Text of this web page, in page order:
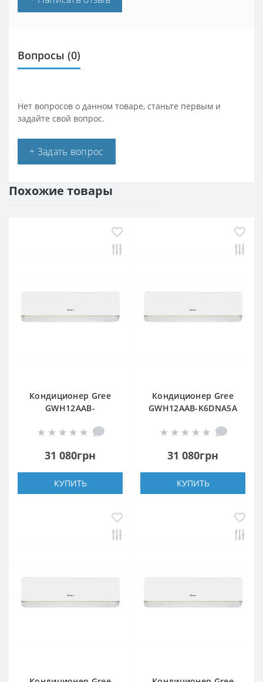
Вопросы (0)
Нет вопросов о данном товаре, станьте первым и
задайте свой вопрос.
+ Задать вопрос
Похожие товары
Кондиционер Gree
GWH12AAB-
31 080грн
КУПИТЬ
Кондиционер Gree
GWH12AAB-K6DNA5A
31 080грн
КУПИТЬ